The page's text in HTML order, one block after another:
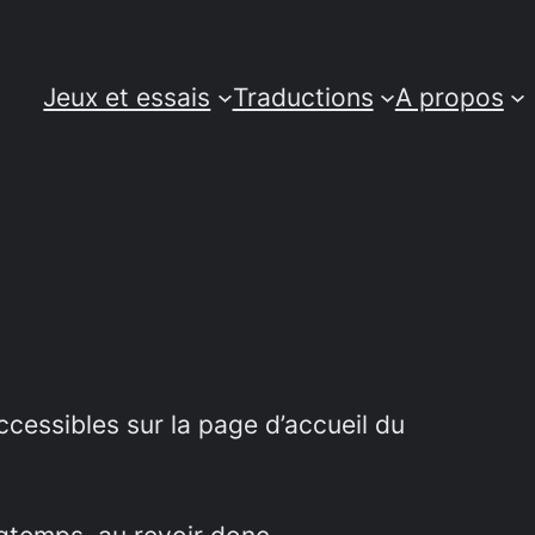
Jeux et essais Traductions A propos
sur la page d’accueil du